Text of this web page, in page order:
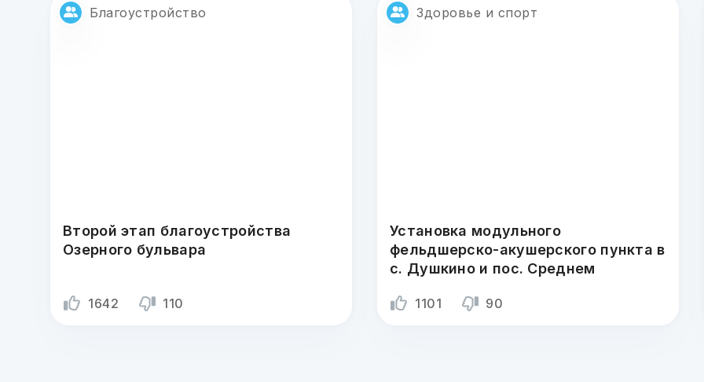
Благоустройство
Второй этап благоустройства
Озерного бульвара
1642 110
Здоровье и спорт
Установка модульного
фельдшерско-акушерского пункта в
с. Душкино и пос. Среднем
1101 90